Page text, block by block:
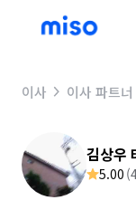
이사 이사 파트너
김상우
5.00 (